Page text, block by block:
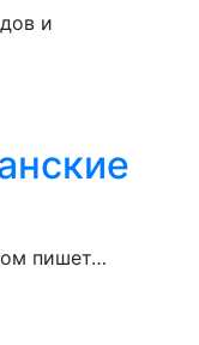
и
пишет…